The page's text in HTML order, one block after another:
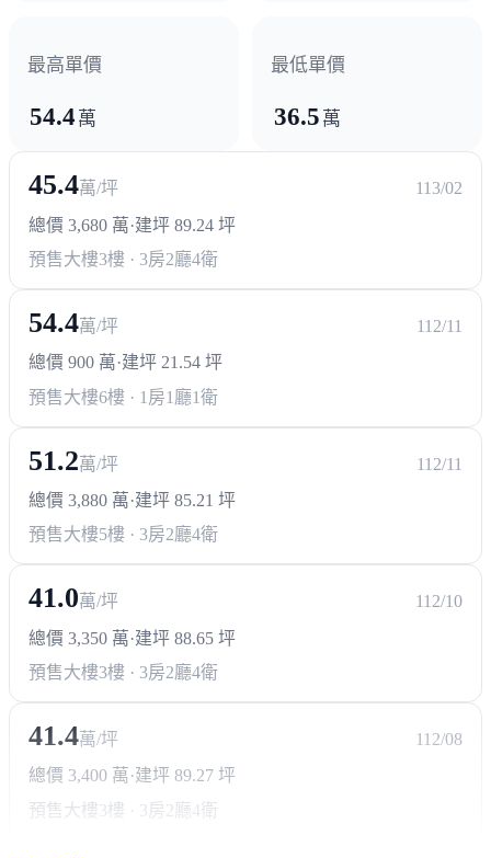
最高單價
54.4 萬
最低單價
36.5 萬
45.4萬/坪
113/02
總價 3,680 萬·建坪 89.24 坪
預售大樓3樓 · 3房2廳4衛
54.4萬/坪
112/11
總價 900 萬·建坪 21.54 坪
預售大樓6樓 · 1房1廳1衛
51.2萬/坪
112/11
總價 3,880 萬·建坪 85.21 坪
預售大樓5樓 · 3房2廳4衛
41.0萬/坪
112/10
總價 3,350 萬·建坪 88.65 坪
預售大樓3樓 · 3房2廳4衛
41.4萬/坪
112/08
總價 3,400 萬 ·建坪 89.27 坪
預售大樓 3樓 · 3房2廳4衛